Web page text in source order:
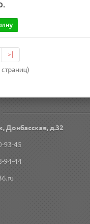
>|
Донбасская, д.32
93-45
94-44